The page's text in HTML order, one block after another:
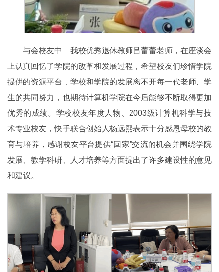
与会校友中，我校优秀退休教师吕蕾蕾老师，在座谈会
上认真回忆了学院的改革和发展过程，希望校友们珍惜学院
提供的资源平台，学校和学院的发展离不开每一代老师、学
生的共同努力，也期待计算机学院在今后能够不断取得更加
优秀的成绩。学校校友年度人物、2003级计算机科学与技
术专业校友，快手联合创始人杨远熙表示十分感恩母校的教
育与培养，感谢校友平台提供“回家”交流的机会并围绕学院
发展、教学科研、人才培养等方面提出了许多建设性的意见
和建议。